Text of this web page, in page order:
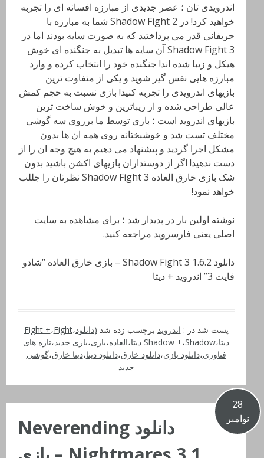
اندرویدی تان ؛ عصر جدیدی از مبارزه افسانه ای را تجربه
خواهید کرد! در Shadow Fight 2 شما به مبارزه با
حریفانی قدر می پرداختید که به صورت سایه بودند اما در
Shadow Fight 3 آن سایه ها تبدیل به جنگنده ای خوش
هیکل و زیبا شده اند! جنگنده خود را انتخاب کرده و وارد
مبارزه هایی نفس گیر شوید و یکی از متفاوت ترین
بازیهای اندرویدی را تجربه کنید! بازی نسبت به حجم کمش
عالی طراحی شده و از زیباترین و خوش ساخت ترین
بازیهای اندروید است ؛ بازی توسط ما برروی سه گوشی
مختلف تست شد و خوشبختانه روی همه ان ها بدون
مشکل اجرا گردید و پیشنهاد می دهیم به هیچ وجه ان را از
دست ندهید! اگر از دوستداران بازیهای اکشن باشید بدون
شک بازی خارق العاده Shadow Fight 3 نظرتان را جللب
خواهد نمود!
نوشته اولین بار در پدیدار شد ؛ برای مشاهده به سایت
اصلی یعنی فارسروید مراجعه کنید.
دانلود Shadow Fight 3 1.6.2 – بازی خارق العاده “شادو
فایت 3” اندروید + دیتا
پست شد در : اندروید برچسب زده شد (دانلود، Fight +،Fight
دیتا، Shadow +،Shadow دیتا ،العاده،بازی،بازی جدید،تازه های
فناوری،دانلود بازی،دانلود خارق،دانلود دیتا،دیتا خارق،گوشی
جدید
28
نوامبر
دانلود Neverending